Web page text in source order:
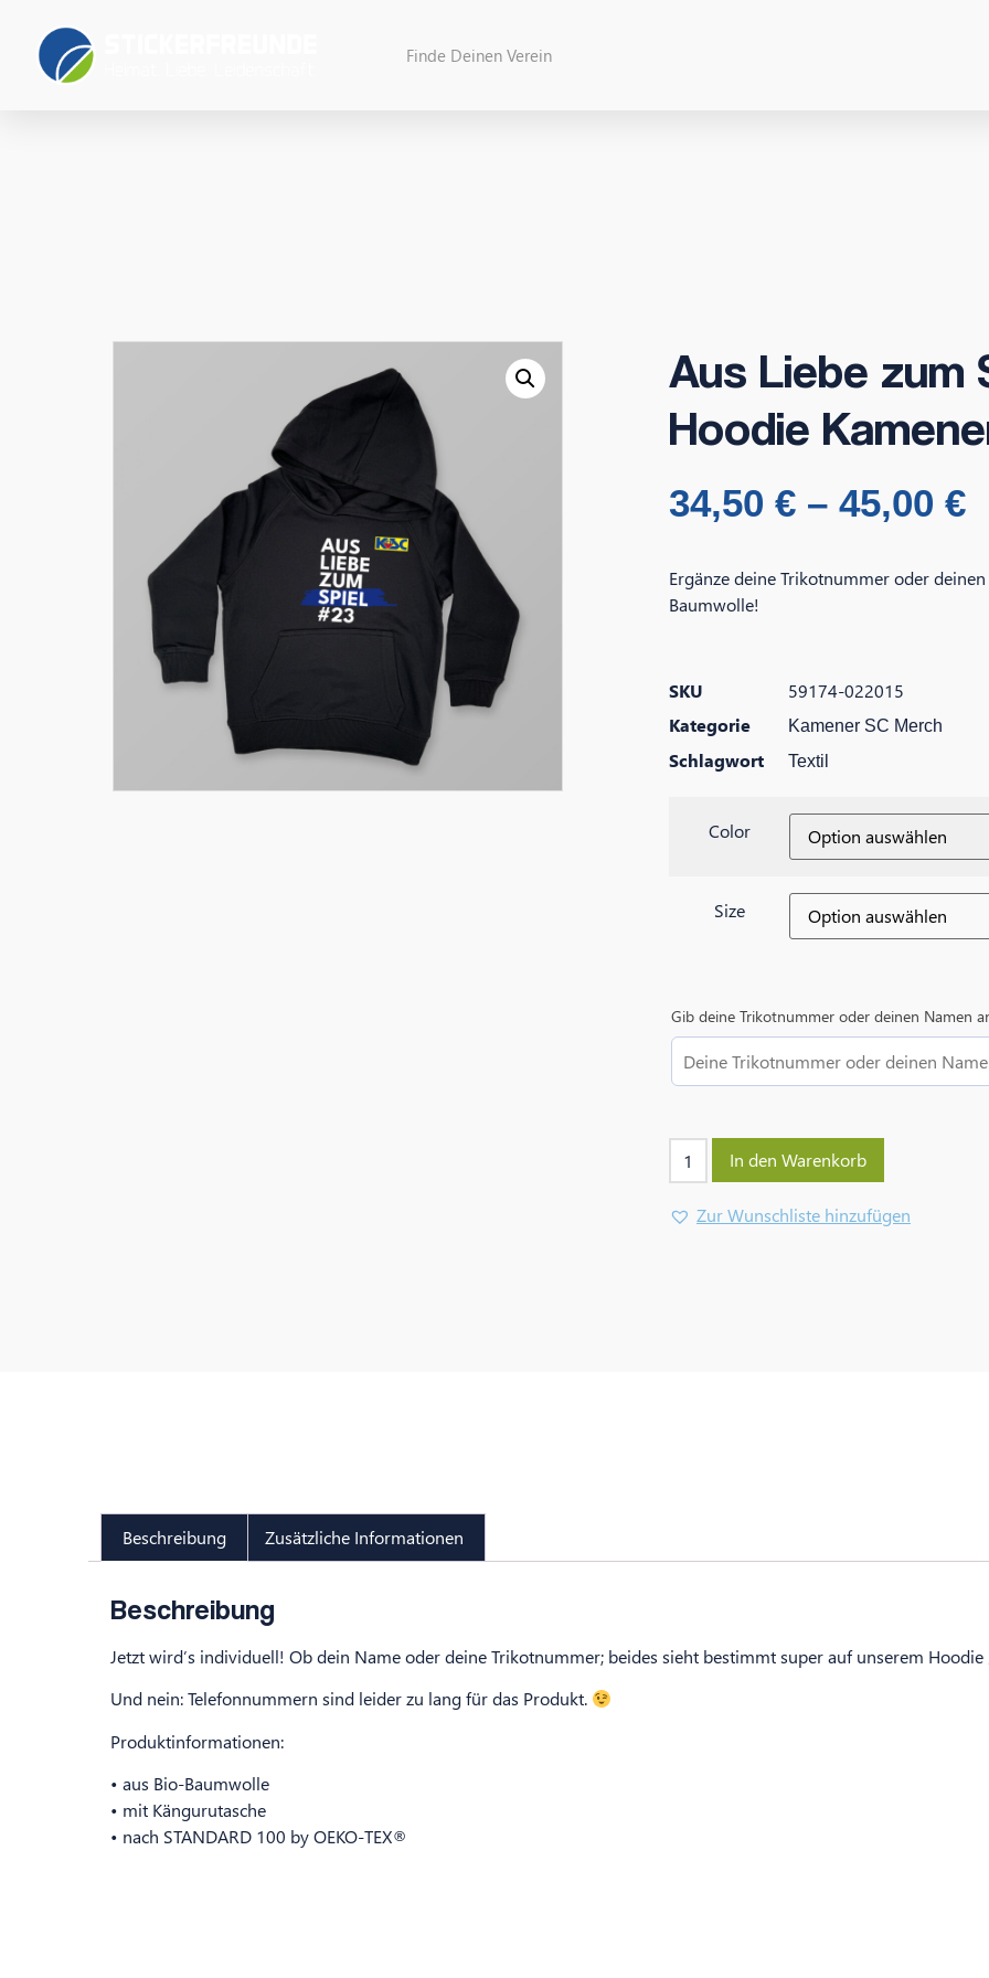
Aus Liebe zum
Hoodie
34,50 € – 45,00 €
Ergänze deine Trikotnummer oder
Baumwolle!
SKU
59174-022015
Kategorie
Kamener SC Merch
Schlagwort Textil
Color
Size
Gib deine Trikotnummer oder deinen Namen
In den Warenkorb
Zur Wunschliste hinzufügen
Beschreibung Zusätzliche Informationen
Beschreibung
Jetzt wird’s individuell! Ob dein Name oder deine Trikotnummer; beides sieht bestimmt super auf unserem Hoodie
Und nein: Telefonnummern sind leider zu lang für das Produkt.
Produktinformationen:
• aus Bio-Baumwolle
• mit Kängurutasche
• nach STANDARD 100 by OEKO-TEX®